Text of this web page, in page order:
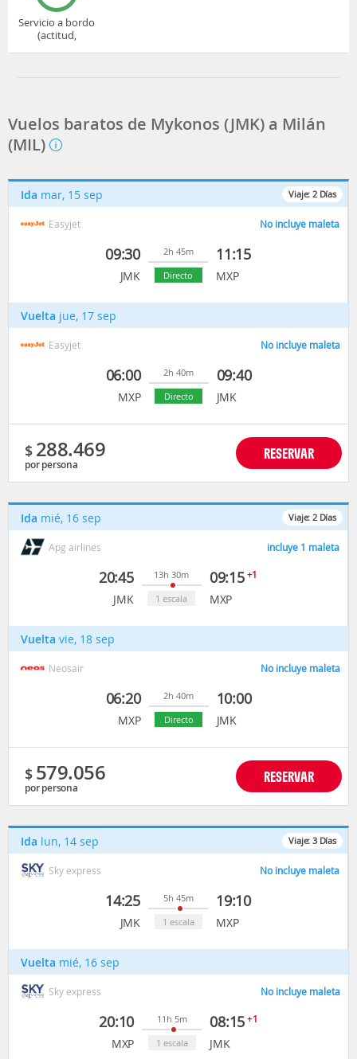
Servicio a bordo
(actitud,
Vuelos baratos de Mykonos (JMK) a Milán
(MIL)
Viaje: 2 Días
Ida mar, 15 sep
Easyjet No incluye maleta
09:30
JMK
2h 45m
Directo
11:15
MXP
Vuelta jue, 17 sep
Easyjet No incluye maleta
06:00
MXP
2h 40m
Directo
09:40
JMK
$ 288.469
por persona
RESERVAR
Viaje: 2 Días
Ida mié, 16 sep
Apg airlines incluye 1 maleta
20:45
JMK
13h 30m
1 escala
09:15+1
MXP
Vuelta vie, 18 sep
Neosair No incluye maleta
06:20
MXP
2h 40m
Directo
10:00
JMK
$ 579.056
por persona
RESERVAR
Viaje: 3 Días
Ida lun, 14 sep
Sky express No incluye maleta
14:25
JMK
5h 45m
1 escala
19:10
MXP
Vuelta mié, 16 sep
Sky express No incluye maleta
20:10
MXP
11h 5m
1 escala
08:15+1
JMK